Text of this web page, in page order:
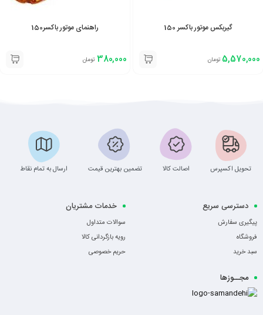
گیربکس موتور باکسر 150
5,570,000 تومان
راهنمای موتور باکسر150
380,000 تومان
تحویل اکسپرس اصالت کالا تضمین بهترین قیمت ارسال به تمام نقاط
دسترسی سریع
پیگیری سفارش
فروشگاه
سبد خرید
خدمات مشتریان
سوالات متداول
رویه بازگردانی کالا
حریم خصوصی
مجــوزها